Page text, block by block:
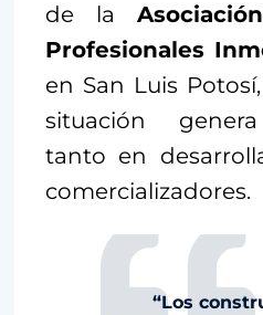
de la
Profesionales
en San Luis
situación
tanto en
comercializadores.
“Los